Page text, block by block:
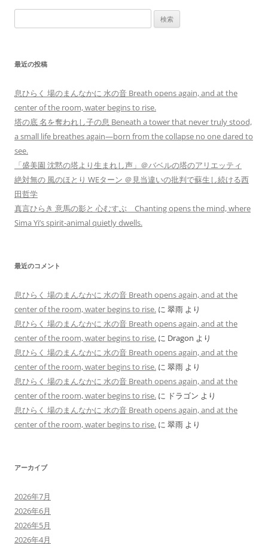
索:
最近の投稿
息ひらく 場のまんなかに 水の音 Breath opens again, and at the
center of the room, water begins to rise.
塔の底 名を奪われし子の息 Beneath a tower that never truly stood,
a small life breathes again—born from the collapse no one dared to
see.
「盛美園 沈黙の塔より生まれし声」＠バベルの塔のアリエッティ
絶対無の 風のほとり WEターン ＠見当違いの批判で蘇生し続ける西
田哲学
真言ひらき 意馬の影と 心むすぶ Chanting opens the mind, where
Sima Yi’s spirit-animal quietly dwells.
最近のコメント
息ひらく 場のまんなかに 水の音 Breath opens again, and at the
center of the room, water begins to rise. に 翠雨 より
息ひらく 場のまんなかに 水の音 Breath opens again, and at the
center of the room, water begins to rise. に Dragon より
息ひらく 場のまんなかに 水の音 Breath opens again, and at the
center of the room, water begins to rise. に 翠雨 より
息ひらく 場のまんなかに 水の音 Breath opens again, and at the
center of the room, water begins to rise. に ドラゴン より
息ひらく 場のまんなかに 水の音 Breath opens again, and at the
center of the room, water begins to rise. に 翠雨 より
アーカイブ
2026年7月
2026年6月
2026年5月
2026年4月